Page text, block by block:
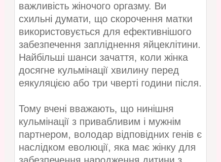
важливість жіночого оргазму. Ви
схильні думати, що скорочення матки
використовується для ефективнішого
забезпечення запліднення яйцеклітини.
Найбільші шанси зачаття, коли жінка
досягне кульмінації хвилину перед
еякуляцією або три чверті години після.
Тому вчені вважають, що нинішня
кульмінації з привабливим і мужнім
партнером, володар відповідних генів є
наслідком еволюції, яка має жінку для